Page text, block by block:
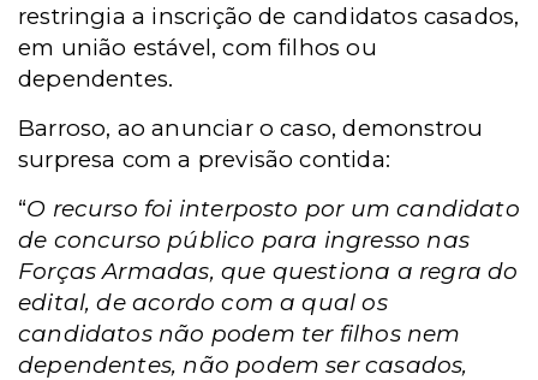
restringia a inscrição de candidatos casados,
em união estável, com filhos ou
dependentes.
Barroso, ao anunciar o caso, demonstrou
surpresa com a previsão contida:
“O recurso foi interposto por um candidato
de concurso público para ingresso nas
Forças Armadas, que questiona a regra do
edital, de acordo com a qual os
candidatos não podem ter filhos nem
dependentes, não podem ser casados,